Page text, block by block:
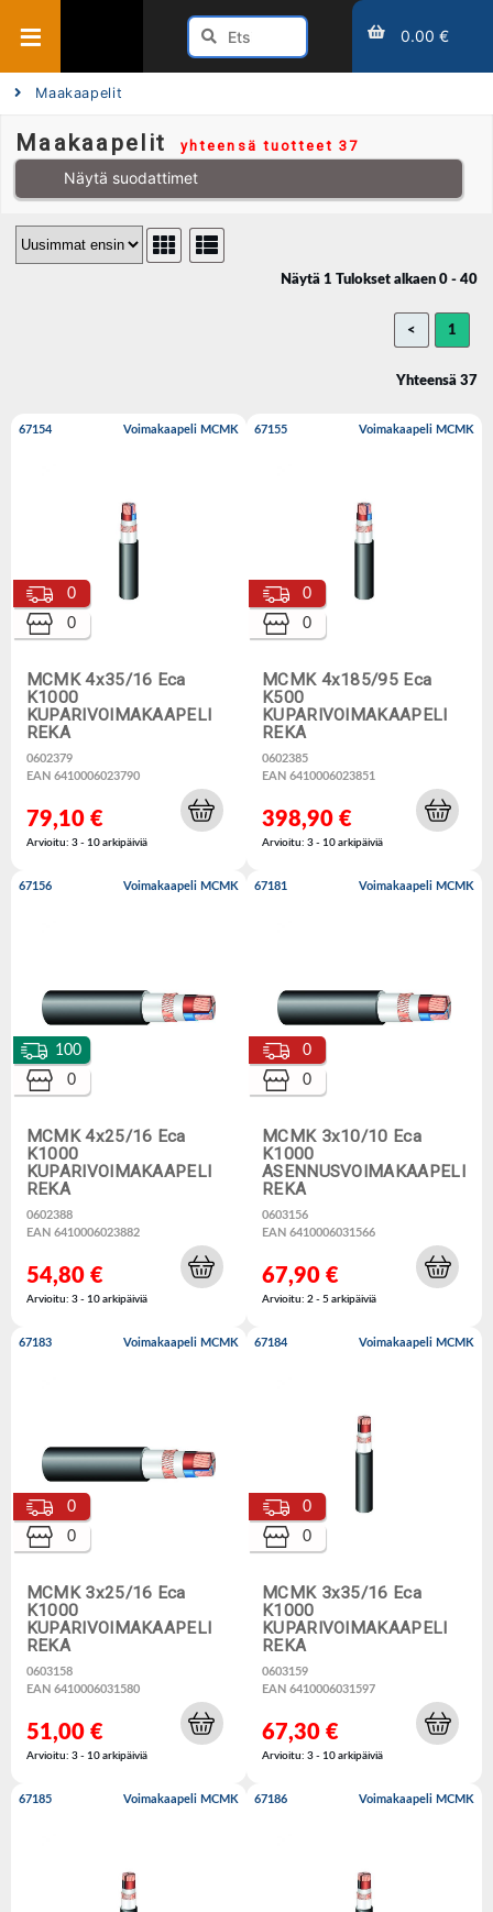
0.00 €
Maakaapelit
Maakaapelit yhteensä tuotteet 37
Näytä suodattimet
Näytä 1 Tulokset alkaen 0 - 40
< 1
Yhteensä 37
67154 Voimakaapeli MCMK
MCMK 4x35/16 Eca
K1000
KUPARIVOIMAKAAPELI
REKA
0602379
EAN 6410006023790
0
0
79,10 €
Arvioitu: 3 - 10 arkipäiviä
67155 Voimakaapeli MCMK
MCMK 4x185/95 Eca
K500
KUPARIVOIMAKAAPELI
REKA
0602385
EAN 6410006023851
0
0
398,90 €
Arvioitu: 3 - 10 arkipäiviä
67156 Voimakaapeli MCMK
MCMK 4x25/16 Eca
K1000
KUPARIVOIMAKAAPELI
REKA
0602388
EAN 6410006023882
100
0
54,80 €
Arvioitu: 3 - 10 arkipäiviä
67181 Voimakaapeli MCMK
MCMK 3x10/10 Eca
K1000
ASENNUSVOIMAKAAPELI
REKA
0603156
EAN 6410006031566
0
0
67,90 €
Arvioitu: 2 - 5 arkipäiviä
67183 Voimakaapeli MCMK
MCMK 3x25/16 Eca
K1000
KUPARIVOIMAKAAPELI
REKA
0603158
EAN 6410006031580
0
0
51,00 €
Arvioitu: 3 - 10 arkipäiviä
67184 Voimakaapeli MCMK
MCMK 3x35/16 Eca
K1000
KUPARIVOIMAKAAPELI
REKA
0603159
EAN 6410006031597
0
0
67,30 €
Arvioitu: 3 - 10 arkipäiviä
67185 Voimakaapeli MCMK 67186 Voimakaapeli MCMK